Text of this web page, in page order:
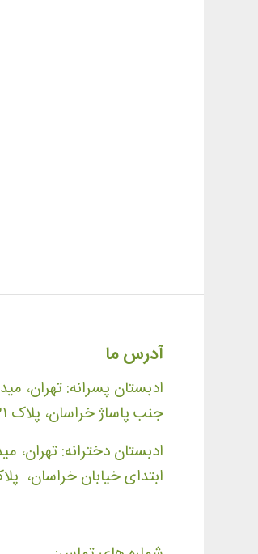
آدرس ما
ادبستان پسرانه: تهران،
جنب پاساژ خراسان، پلاک ۳۱
ادبستان دخترانه: تهران،
ابتدای خیابان خراسان، پلاک